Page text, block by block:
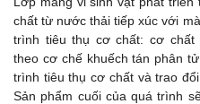
chất từ nước thải tiếp xúc với
trình tiêu thụ cơ chất: cơ chất
theo cơ chế khuếch tán phân
trình tiêu thụ cơ chất và trao
Sản phẩm cuối của quá trình